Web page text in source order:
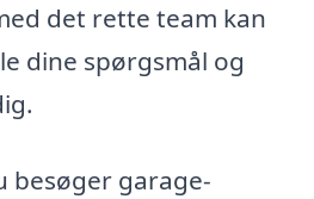
det rette team kan
dine spørgsmål og
besøger garage-